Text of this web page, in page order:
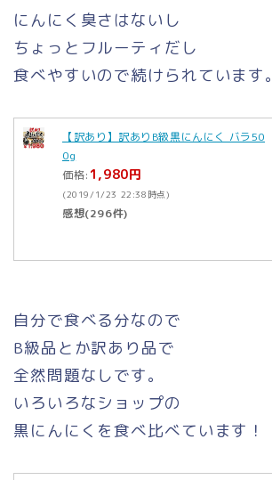
にんにく臭さはないし
ちょっとフルーティだし
食べやすいので続けられています。
【訳あり】訳ありB級黒にんにく バラ50
0g
価格: 1,980円
(2019/1/23 22:38時点)
感想(296件)
自分で食べる分なので
B級品とか訳あり品で
全然問題なしです。
いろいろなショップの
黒にんにくを食べ比べています！